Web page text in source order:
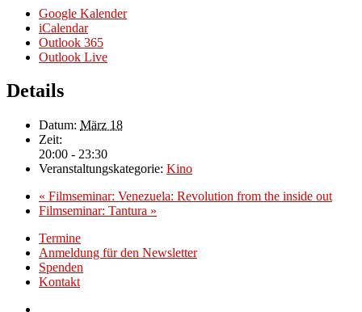
Google Kalender
iCalendar
Outlook 365
Outlook Live
Details
Datum: März 18
Zeit:
20:00 - 23:30
Veranstaltungskategorie: Kino
« Filmseminar: Venezuela: Revolution from the inside out
Filmseminar: Tantura »
Termine
Anmeldung für den Newsletter
Spenden
Kontakt